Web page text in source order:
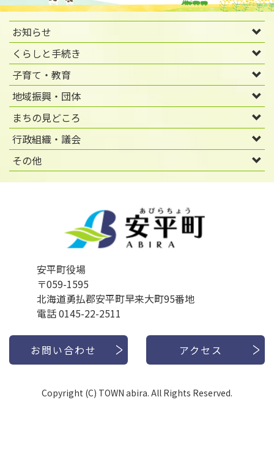
お知らせ
くらしと手続き
子育て・教育
地域振興・団体
まちの見どころ
行政組織・議会
その他
安平町役場
〒059-1595
北海道勇払郡安平町早来大町95番地
電話 0145-22-2511
お問い合わせ アクセス
Copyright (C) TOWN abira. All Rights Reserved.